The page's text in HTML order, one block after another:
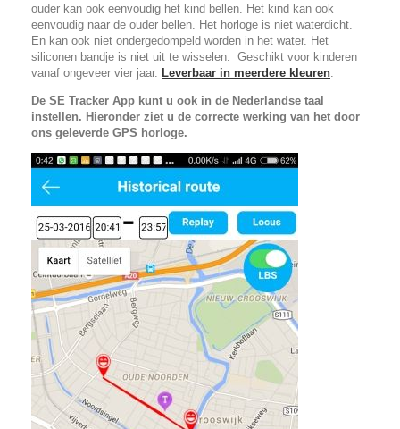
ouder kan ook eenvoudig het kind bellen. Het kind kan ook
eenvoudig naar de ouder bellen. Het horloge is niet waterdicht.
En kan ook niet ondergedompeld worden in het water. Het
siliconen bandje is niet uit te wisselen. Geschikt voor kinderen
vanaf ongeveer vier jaar. Leverbaar in meerdere kleuren.
De SE Tracker App kunt u ook in de Nederlandse taal
instellen. Hieronder ziet u de correcte werking van het door
ons geleverde GPS horloge.